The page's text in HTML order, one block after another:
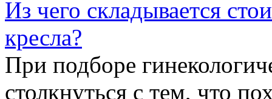
Из чего складывается
кресла?
При подборе
столкнуться с тем, что